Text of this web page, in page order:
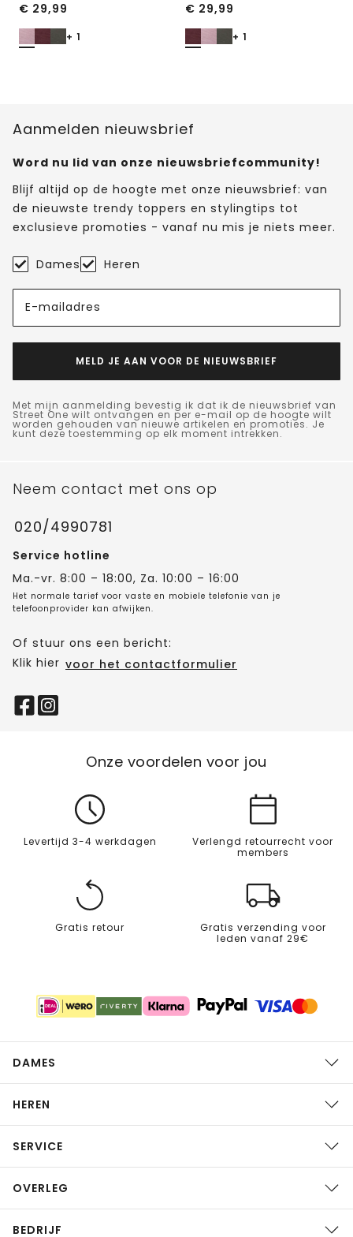
€ 29,99
+ 1
€ 29,99
+ 1
Aanmelden nieuwsbrief
Word nu lid van onze nieuwsbriefcommunity!
Blijf altijd op de hoogte met onze nieuwsbrief: van
de nieuwste trendy toppers en stylingtips tot
exclusieve promoties - vanaf nu mis je niets meer.
Dames Heren
E-mailadres
MELD JE AAN VOOR DE NIEUWSBRIEF
Met mijn aanmelding bevestig ik dat ik de nieuwsbrief van
Street One wilt ontvangen en per e-mail op de hoogte wilt
worden gehouden van nieuwe artikelen en promoties. Je
kunt deze toestemming op elk moment intrekken.
Neem contact met ons op
020/4990781
Service hotline
Ma.-vr. 8:00 – 18:00, Za. 10:00 – 16:00
Het normale tarief voor vaste en mobiele telefonie van je
telefoonprovider kan afwijken.
Of stuur ons een bericht:
Klik hier voor het contactformulier
Onze voordelen voor jou
Levertijd 3-4 werkdagen
Verlengd retourrecht voor
members
Gratis retour
Gratis verzending voor
leden vanaf 29€
DAMES
HEREN
SERVICE
OVERLEG
BEDRIJF